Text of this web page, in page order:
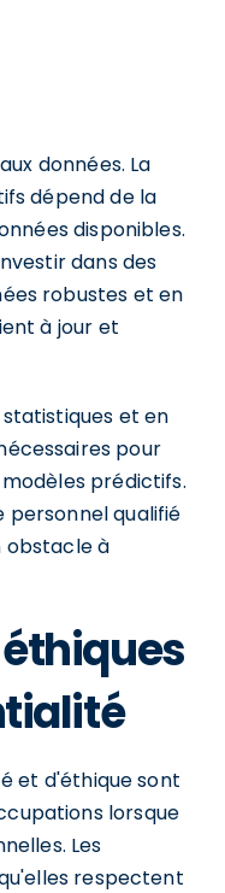
données. La
dépend de la
disponibles.
dans des
robustes et en
à jour et
et en
pour
prédictifs.
personnel qualifié
obstacle à
et d'éthique sont
lorsque
Les
respectent